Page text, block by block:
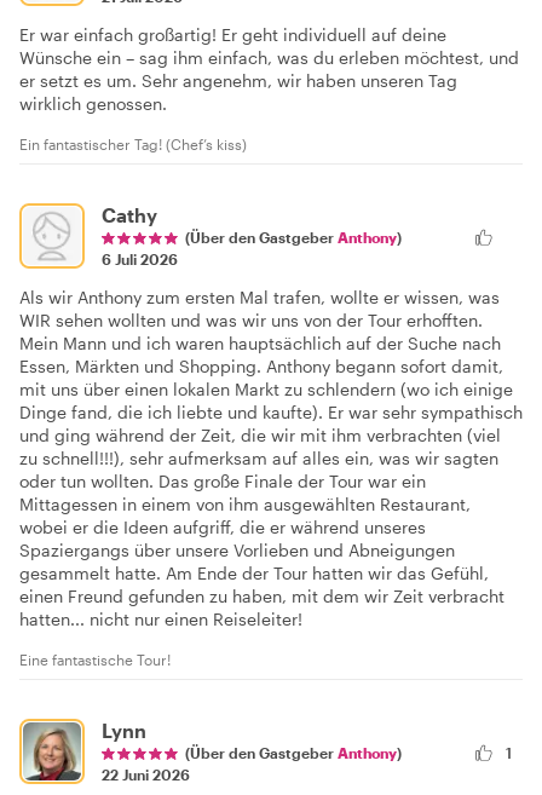
Er war einfach großartig! Er geht individuell auf deine
Wünsche ein – sag ihm einfach, was du erleben möchtest, und
er setzt es um. Sehr angenehm, wir haben unseren Tag
wirklich genossen.
Ein fantastischer Tag! (Chef’s kiss)
Cathy
(Über den Gastgeber Anthony)
6 Juli 2026
Als wir Anthony zum ersten Mal trafen, wollte er wissen, was
WIR sehen wollten und was wir uns von der Tour erhofften.
Mein Mann und ich waren hauptsächlich auf der Suche nach
Essen, Märkten und Shopping. Anthony begann sofort damit,
mit uns über einen lokalen Markt zu schlendern (wo ich einige
Dinge fand, die ich liebte und kaufte). Er war sehr sympathisch
und ging während der Zeit, die wir mit ihm verbrachten (viel
zu schnell!!!), sehr aufmerksam auf alles ein, was wir sagten
oder tun wollten. Das große Finale der Tour war ein
Mittagessen in einem von ihm ausgewählten Restaurant,
wobei er die Ideen aufgriff, die er während unseres
Spaziergangs über unsere Vorlieben und Abneigungen
gesammelt hatte. Am Ende der Tour hatten wir das Gefühl,
einen Freund gefunden zu haben, mit dem wir Zeit verbracht
hatten... nicht nur einen Reiseleiter!
Eine fantastische Tour!
Lynn
(Über den Gastgeber Anthony)
22 Juni 2026
1